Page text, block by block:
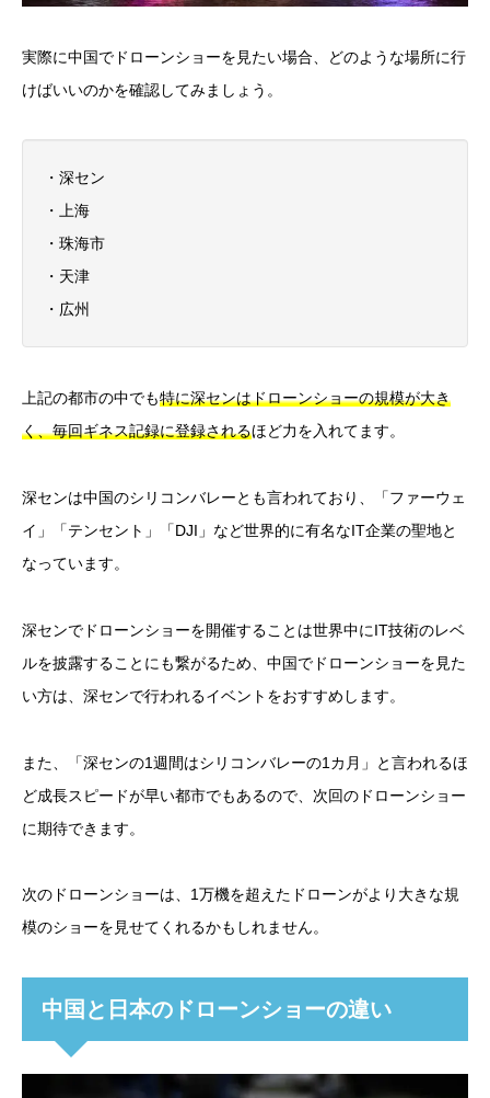
実際に中国でドローンショーを見たい場合、どのような場所に行
けばいいのかを確認してみましょう。
・深セン
・上海
・珠海市
・天津
・広州
上記の都市の中でも特に深センはドローンショーの規模が大き
く、毎回ギネス記録に登録されるほど力を入れてます。
深センは中国のシリコンバレーとも言われており、「ファーウェ
イ」「テンセント」「DJI」など世界的に有名なIT企業の聖地と
なっています。
深センでドローンショーを開催することは世界中にIT技術のレベ
ルを披露することにも繋がるため、中国でドローンショーを見た
い方は、深センで行われるイベントをおすすめします。
また、「深センの1週間はシリコンバレーの1カ月」と言われるほ
ど成長スピードが早い都市でもあるので、次回のドローンショー
に期待できます。
次のドローンショーは、1万機を超えたドローンがより大きな規
模のショーを見せてくれるかもしれません。
中国と日本のドローンショーの違い